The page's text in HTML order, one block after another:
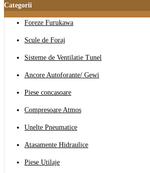
Categorii
Foreze Furukawa
Scule de Foraj
Sisteme de Ventilatie Tunel
Ancore Autoforante/ Gewi
Piese concasoare
Compresoare Atmos
Unelte Pneumatice
Atasamente Hidraulice
Piese Utilaje